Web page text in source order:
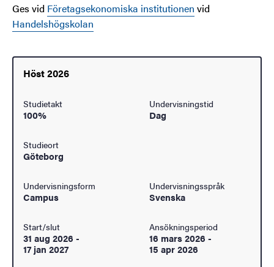
Ges vid Företagsekonomiska institutionen vid
Handelshögskolan
Höst 2026
Studietakt
100%
Undervisningstid
Dag
Studieort
Göteborg
Undervisningsform
Campus
Undervisningsspråk
Svenska
Start/slut
31 aug 2026 -
17 jan 2027
Ansökningsperiod
16 mars 2026 -
15 apr 2026